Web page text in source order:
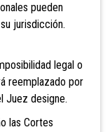
pueden
jurisdicción.
legal o
reemplazado por
Juez designe.
las Cortes